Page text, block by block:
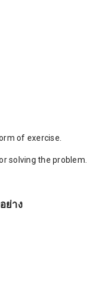
of exercise.
solving the problem.
ย่าง